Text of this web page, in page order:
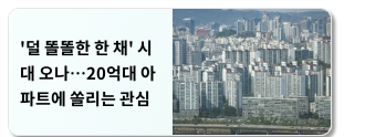
'덜 똘똘한 한 채' 시
대 오나…20억대 아
파트에 쏠리는 관심